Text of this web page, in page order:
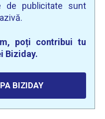
de publicitate sunt
poți contribui tu
Biziday.
BIZIDAY